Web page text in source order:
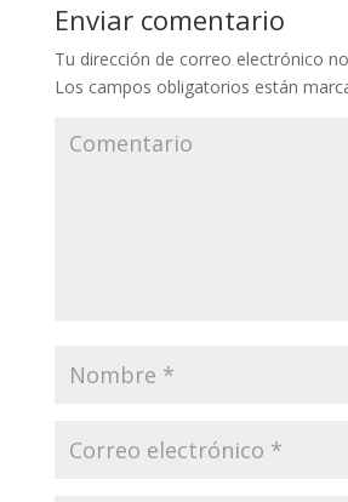
Enviar comentario
Tu dirección de correo electrónico
Los campos obligatorios están